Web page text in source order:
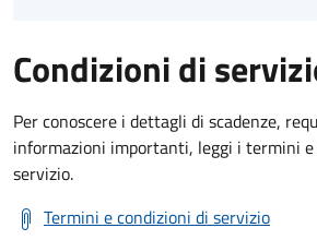
Condizioni di
Per conoscere i dettagli di scadenze,
informazioni importanti, leggi i termini e
servizio.
Termini e condizioni di servizio